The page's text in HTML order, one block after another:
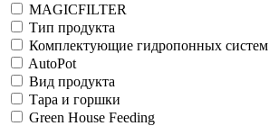
MAGICFILTER
Тип продукта
Комплектующие гидропонных систем
AutoPot
Вид продукта
Тара и горшки
Green House Feeding